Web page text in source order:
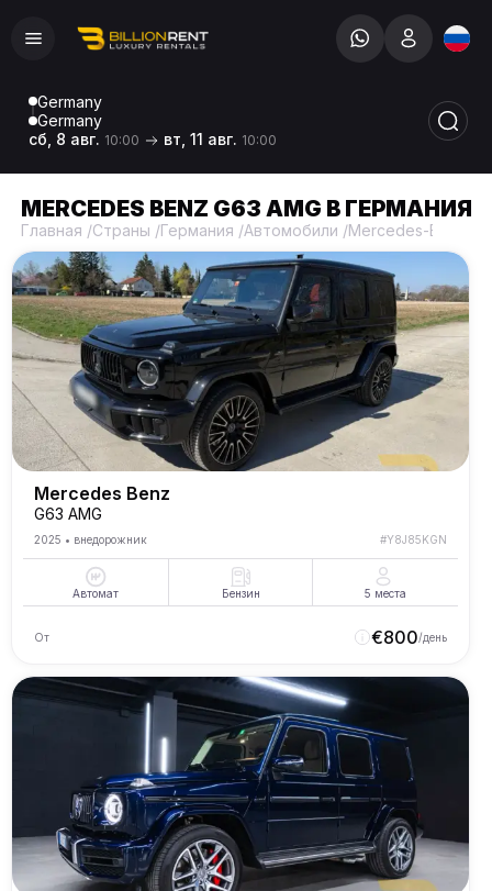
Germany
Germany
сб, 8 авг. 10:00 вт, 11 авг. 10:00
MERCEDES BENZ G63 AMG В ГЕРМАНИЯ
Главная /Страны /Германия /Автомобили /Mercedes-Benz
Mercedes Benz
G63 AMG
2025 • внедорожник #Y8J85KGN
Автомат Бензин 5 места
От €800/день